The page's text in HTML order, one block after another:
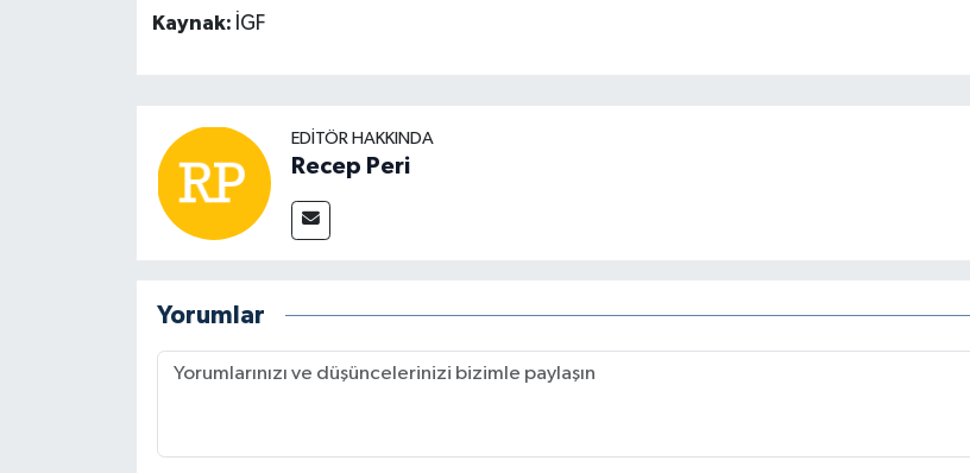
Kaynak: İGF
EDITÖR HAKKINDA
Recep Peri
Yorumlar